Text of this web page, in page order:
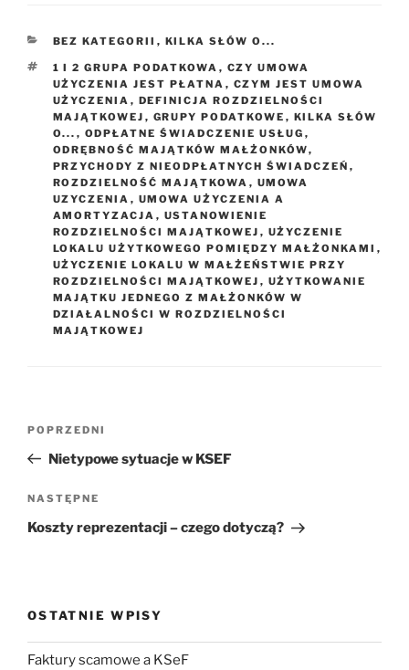
KATEGORIE
BEZ KATEGORII , KILKA SŁÓW O...
TAGI
1 I 2 GRUPA PODATKOWA , CZY UMOWA
UŻYCZENIA JEST PŁATNA , CZYM JEST UMOWA
UŻYCZENIA , DEFINICJA ROZDZIELNOŚCI
MAJĄTKOWEJ , GRUPY PODATKOWE , KILKA SŁÓW
O... , ODPŁATNE ŚWIADCZENIE USŁUG ,
ODRĘBNOŚĆ MAJĄTKÓW MAŁŻONKÓW,
PRZYCHODY Z NIEODPŁATNYCH ŚWIADCZEŃ ,
ROZDZIELNOŚĆ MAJĄTKOWA , UMOWA
UZYCZENIA , UMOWA UŻYCZENIA A
AMORTYZACJA , USTANOWIENIE
ROZDZIELNOŚCI MAJĄTKOWEJ , UŻYCZENIE
LOKALU UŻYTKOWEGO POMIĘDZY MAŁŻONKAMI ,
UŻYCZENIE LOKALU W MAŁŻEŃSTWIE PRZY
ROZDZIELNOŚCI MAJĄTKOWEJ , UŻYTKOWANIE
MAJĄTKU JEDNEGO Z MAŁŻONKÓW W
DZIAŁALNOŚCI W ROZDZIELNOŚCI
MAJĄTKOWEJ
Poprzedni
wpis
POPRZEDNI
Nietypowe sytuacje w KSEF
Następny
wpis
NASTĘPNE
Koszty reprezentacji – czego dotyczą?
OSTATNIE WPISY
Faktury scamowe a KSeF